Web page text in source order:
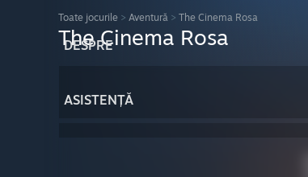
DESPRE
ASISTENȚĂ
Toate jocurile > Aventură > The Cinema Rosa
The Cinema Rosa